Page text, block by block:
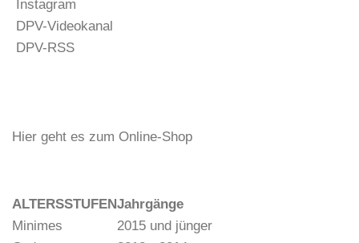
Instagram
DPV-Videokanal
DPV-RSS
Hier geht es zum Online-Shop
ALTERSSTUFENJahrgänge
Minimes
2015 und jünger